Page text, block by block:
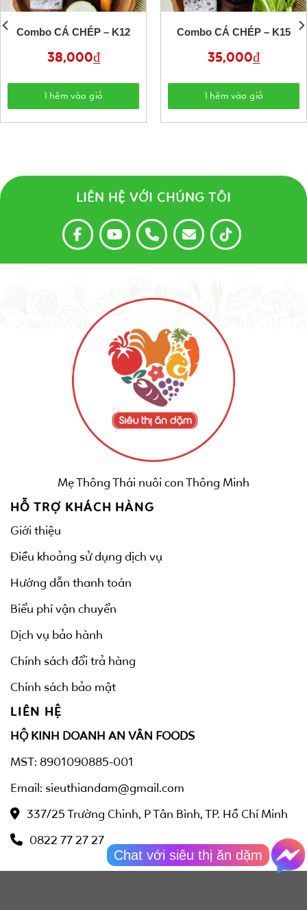
Combo CÁ CHÉP – K12
38,000₫
Thêm vào giỏ
Combo CÁ CHÉP – K15
35,000₫
Thêm vào giỏ
LIÊN HỆ VỚI CHÚNG TÔI
Mẹ Thông Thái nuôi con Thông Minh
HỖ TRỢ KHÁCH HÀNG
Giới thiệu
Điều khoảng sử dụng dịch vụ
Hướng dẫn thanh toán
Biểu phí vận chuyển
Dịch vụ bảo hành
Chính sách đổi trả hàng
Chính sách bảo mật
LIÊN HỆ
HỘ KINH DOANH AN VÂN FOODS
MST: 8901090885-001
Email: sieuthiandam@gmail.com
337/25 Trường Chinh, P Tân Bình, TP. Hồ Chí Minh
0822 77 27 27
Chat với siêu thị ăn dặm